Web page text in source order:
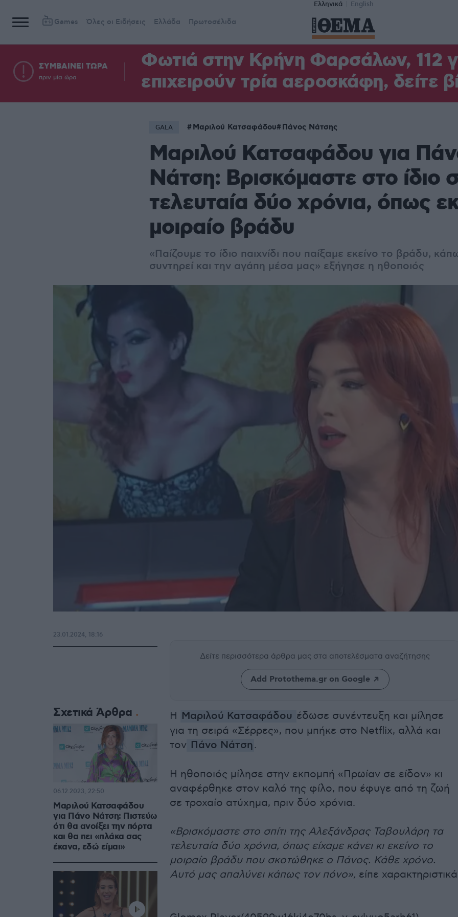
Ελληνικά English
Games Όλες οι Ειδήσεις Ελλάδα Πρωτοσέλιδα
ΣΥΜΒΑΙΝΕΙ ΤΩΡΑ
πριν μία ώρα
Φωτιά στην Κρήνη Φαρσάλων, 112
επιχειρούν τρία αεροσκάφη, δείτε
GALA Μαριλού Κατσαφάδου Πάνος Νάτσης
Μαριλού Κατσαφάδου για
Νάτση: Βρισκόμαστε στο ίδιο
τελευταία δύο χρόνια, όπως
μοιραίο βράδυ
«Παίζουμε το ίδιο παιχνίδι που παίξαμε εκείνο το βράδυ,
συντηρεί και την αγάπη μέσα μας» εξήγησε η ηθοποιός
Δείτε περισσότερα άρθρα μας στα αποτελέσματα αναζήτησης
Add Protothema.gr on Google
Η Μαριλού Κατσαφάδου έδωσε συνέντευξη και μίλησε
για τη σειρά «Σέρρες», που μπήκε στο Netflix, αλλά και
τον Πάνο Νάτση.
Η ηθοποιός μίλησε στην εκπομπή «Πρωίαν σε είδον» κι
αναφέρθηκε στον καλό της φίλο, που έφυγε από τη ζωή
σε τροχαίο ατύχημα, πριν δύο χρόνια.
«Βρισκόμαστε στο σπίτι της Αλεξάνδρας Ταβουλάρη τα
τελευταία δύο χρόνια, όπως είχαμε κάνει κι εκείνο το
μοιραίο βράδυ που σκοτώθηκε ο Πάνος. Κάθε χρόνο.
Αυτό μας απαλύνει κάπως τον πόνο», είπε
23.01.2024, 18:16
Σχετικά Άρθρα
Μαριλού Κατσαφάδου
για Πάνο Νάτση: Πιστεύω
ότι θα ανοίξει την πόρτα
και θα πει «πλάκα σας
έκανα, εδώ είμαι»
06.12.2023, 22:50